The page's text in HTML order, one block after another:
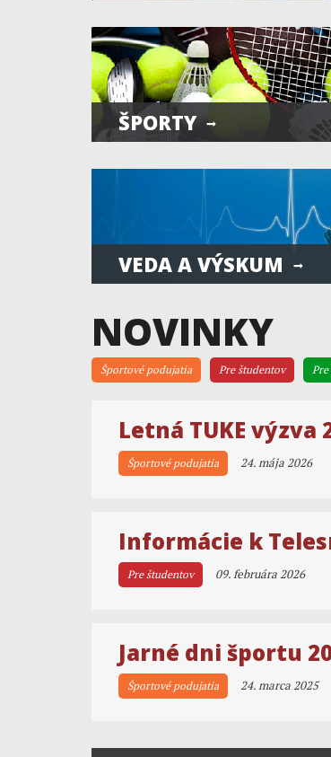
ŠPORTY
VEDA A VÝSKUM
NOVINKY
Športové podujatia Pre študentov Pre
Letná TUKE výzva
Športové podujatia 24. mája 2026
Informácie k
Pre študentov 09. februára 2026
Jarné dni športu
Športové podujatia 24. marca 2025